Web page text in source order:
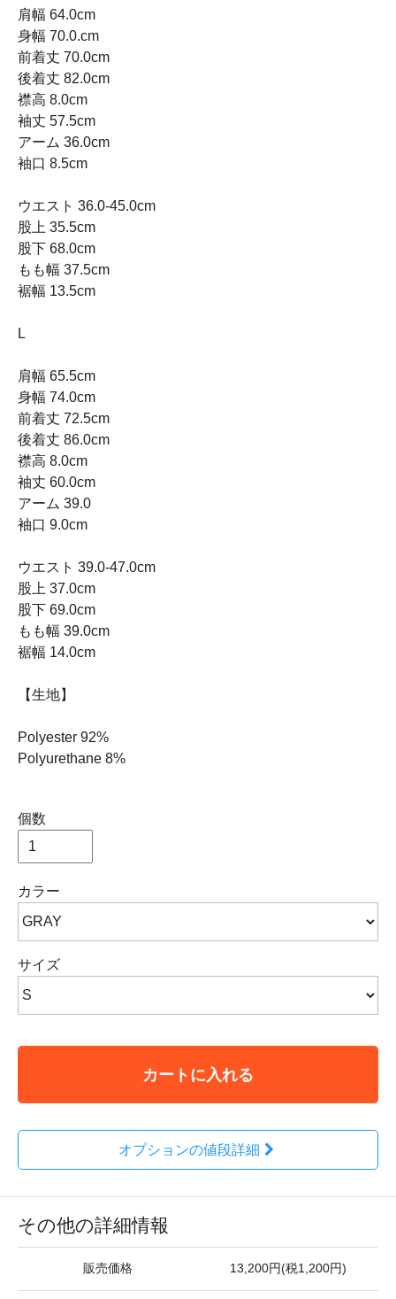
肩幅 64.0cm
身幅 70.0.cm
前着丈 70.0cm
後着丈 82.0cm
襟高 8.0cm
袖丈 57.5cm
アーム 36.0cm
袖口 8.5cm
ウエスト 36.0-45.0cm
股上 35.5cm
股下 68.0cm
もも幅 37.5cm
裾幅 13.5cm
L
肩幅 65.5cm
身幅 74.0cm
前着丈 72.5cm
後着丈 86.0cm
襟高 8.0cm
袖丈 60.0cm
アーム 39.0
袖口 9.0cm
ウエスト 39.0-47.0cm
股上 37.0cm
股下 69.0cm
もも幅 39.0cm
裾幅 14.0cm
【生地】
Polyester 92%
Polyurethane 8%
個数
カラー
サイズ
カートに入れる
オプションの値段詳細
その他の詳細情報
販売価格 13,200円(税1,200円)